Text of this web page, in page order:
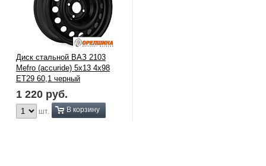
Диск стальной ВАЗ 2103
Mefro (accuride) 5х13 4х98
ET29 60,1 черный
1 220 руб.
шт. В корзину